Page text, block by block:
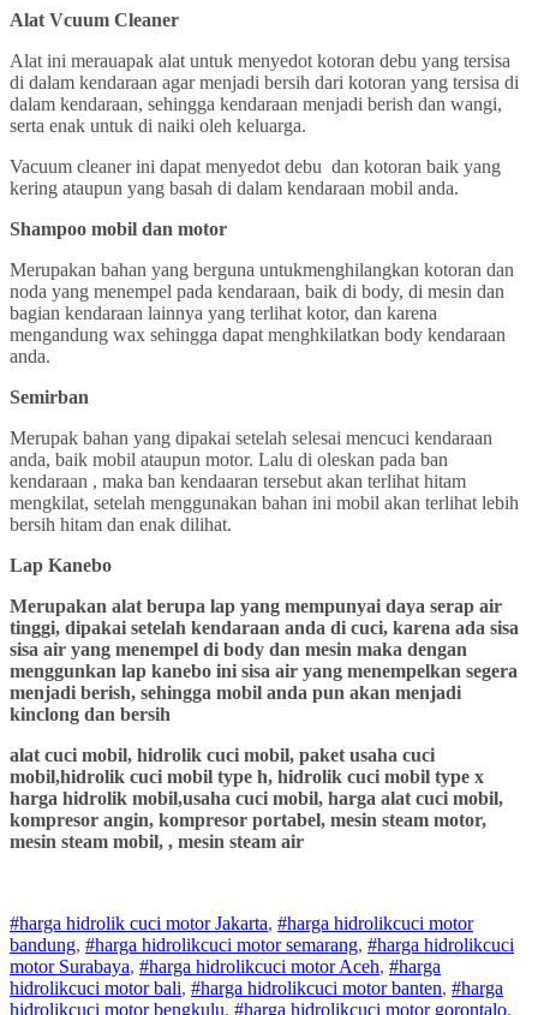
Alat Vcuum Cleaner
Alat ini merauapak alat untuk menyedot kotoran debu yang tersisa
di dalam kendaraan agar menjadi bersih dari kotoran yang tersisa di
dalam kendaraan, sehingga kendaraan menjadi berish dan wangi,
serta enak untuk di naiki oleh keluarga.
Vacuum cleaner ini dapat menyedot debu dan kotoran baik yang
kering ataupun yang basah di dalam kendaraan mobil anda.
Shampoo mobil dan motor
Merupakan bahan yang berguna untukmenghilangkan kotoran dan
noda yang menempel pada kendaraan, baik di body, di mesin dan
bagian kendaraan lainnya yang terlihat kotor, dan karena
mengandung wax sehingga dapat menghkilatkan body kendaraan
anda.
Semirban
Merupak bahan yang dipakai setelah selesai mencuci kendaraan
anda, baik mobil ataupun motor. Lalu di oleskan pada ban
kendaraan , maka ban kendaaran tersebut akan terlihat hitam
mengkilat, setelah menggunakan bahan ini mobil akan terlihat lebih
bersih hitam dan enak dilihat.
Lap Kanebo
Merupakan alat berupa lap yang mempunyai daya serap air
tinggi, dipakai setelah kendaraan anda di cuci, karena ada sisa
sisa air yang menempel di body dan mesin maka dengan
menggunkan lap kanebo ini sisa air yang menempelkan segera
menjadi berish, sehingga mobil anda pun akan menjadi
kinclong dan bersih
alat cuci mobil, hidrolik cuci mobil, paket usaha cuci
mobil,hidrolik cuci mobil type h, hidrolik cuci mobil type x
harga hidrolik mobil,usaha cuci mobil, harga alat cuci mobil,
kompresor angin, kompresor portabel, mesin steam motor,
mesin steam mobil, , mesin steam air
#harga hidrolik cuci motor Jakarta, #harga hidrolikcuci motor
bandung, #harga hidrolikcuci motorsemarang, #harga hidrolikcuci
motorSurabaya, #harga hidrolikcuci motorAceh, #harga
hidrolikcuci motorbali, #harga hidrolikcuci motorbanten, #harga
hidrolikcuci motorbengkulu, #harga hidrolikcuci motorgorontalo,